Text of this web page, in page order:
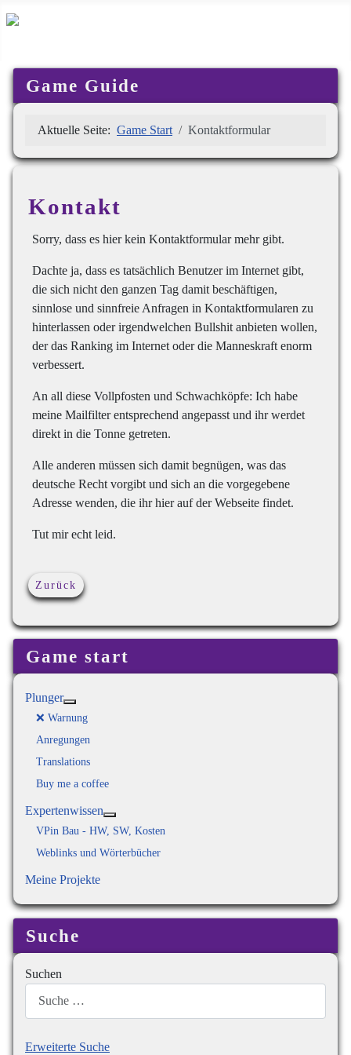
Game Guide
Aktuelle Seite: Game Start Kontaktformular
Kontakt
Sorry, dass es hier kein Kontaktformular mehr gibt.
Dachte ja, dass es tatsächlich Benutzer im Internet gibt,
die sich nicht den ganzen Tag damit beschäftigen,
sinnlose und sinnfreie Anfragen in Kontaktformularen zu
hinterlassen oder irgendwelchen Bullshit anbieten wollen,
der das Ranking im Internet oder die Manneskraft enorm
verbessert.
An all diese Vollpfosten und Schwachköpfe: Ich habe
meine Mailfilter entsprechend angepasst und ihr werdet
direkt in die Tonne getreten.
Alle anderen müssen sich damit begnügen, was das
deutsche Recht vorgibt und sich an die vorgegebene
Adresse wenden, die ihr hier auf der Webseite findet.
Tut mir echt leid.
Vorheriger Beitrag: Impressum
Zurück
Game start
Plunger
❌ Warnung
Anregungen
Translations
Buy me a coffee
Expertenwissen
VPin Bau - HW, SW, Kosten
Weblinks und Wörterbücher
Meine Projekte
Suche
Suchen
Erweiterte Suche